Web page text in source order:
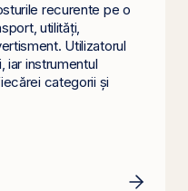
recurente pe o
utilități,
Utilizatorul
iar instrumentul
categorii și